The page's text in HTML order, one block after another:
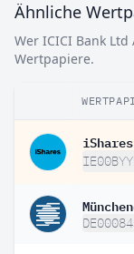
Ähnliche
Wer ICICI Bank
Wertpapiere.